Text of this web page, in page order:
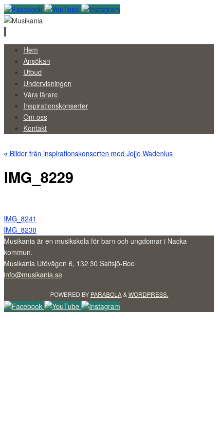
Skip
content
Hem
Ansökan
Utbud
Undervisningen
Våra lärare
Inspirationskonserter
Om oss
Kontakt
« Bilder från inspirationskonserten med Jojje Wadenius
IMG_8229
IMG_8241
IMG_8230
Musikania är en musikskola för barn och ungdomar i Nacka
kommun.
Musikania Utövägen 6, 132 30 Saltsjö-Boo
info@musikania.se
POWERED BY PARABOLA& WORDPRESS.